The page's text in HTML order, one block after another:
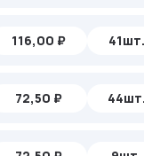
116,00 ₽ 41шт.
72,50 ₽ 44шт.